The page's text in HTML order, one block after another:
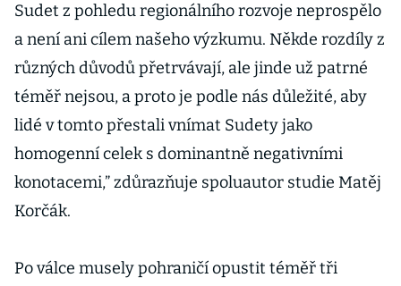
Sudet z pohledu regionálního rozvoje neprospělo
a není ani cílem našeho výzkumu. Někde rozdíly z
různých důvodů přetrvávají, ale jinde už patrné
téměř nejsou, a proto je podle nás důležité, aby
lidé v tomto přestali vnímat Sudety jako
homogenní celek s dominantně negativními
konotacemi,” zdůrazňuje spoluautor studie Matěj
Korčák.
Po válce musely pohraničí opustit téměř tři